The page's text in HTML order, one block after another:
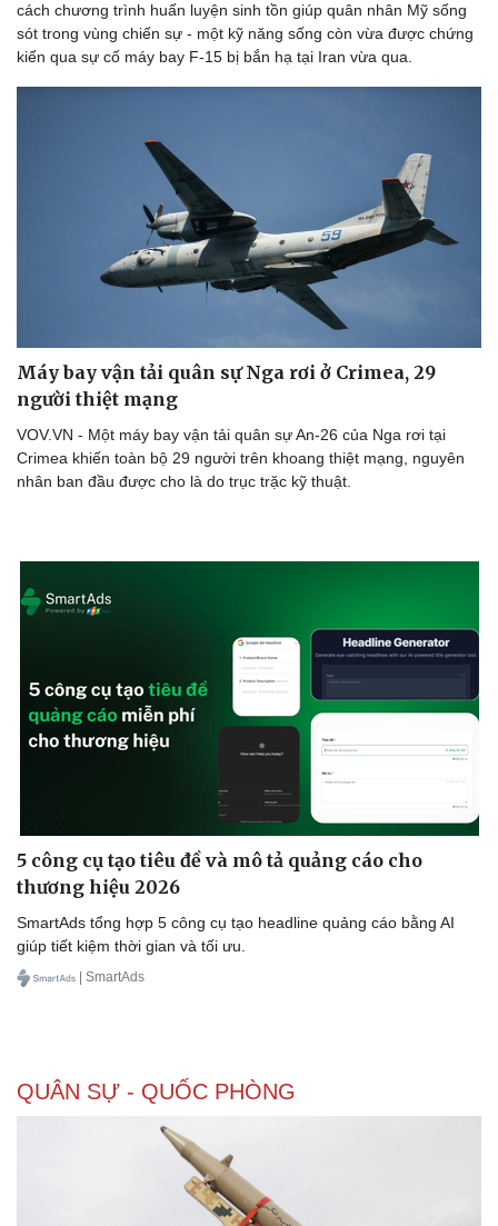
cách chương trình huấn luyện sinh tồn giúp quân nhân Mỹ sống
sót trong vùng chiến sự - một kỹ năng sống còn vừa được chứng
kiến qua sự cố máy bay F-15 bị bắn hạ tại Iran vừa qua.
Máy bay vận tải quân sự Nga rơi ở Crimea, 29
người thiệt mạng
VOV.VN - Một máy bay vận tải quân sự An-26 của Nga rơi tại
Crimea khiến toàn bộ 29 người trên khoang thiệt mạng, nguyên
nhân ban đầu được cho là do trục trặc kỹ thuật.
5 công cụ tạo tiêu đề và mô tả quảng cáo cho
thương hiệu 2026
SmartAds tổng hợp 5 công cụ tạo headline quảng cáo bằng AI
giúp tiết kiệm thời gian và tối ưu.
| SmartAds
QUÂN SỰ - QUỐC PHÒNG